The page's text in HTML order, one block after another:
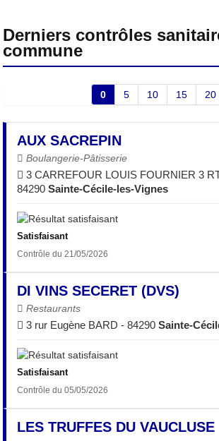
Derniers contrôles
commune
0 5 10 15 20
AUX SACREPIN
Boulangerie-Pâtisserie
3 CARREFOUR LOUIS FOURNIER 3
84290Sainte-Cécile-les-Vignes
Satisfaisant
Contrôle du 21/05/2026
DI VINS SECERET (DVS)
Restaurants
3 rur Eugène BARD - 84290Sainte-
Satisfaisant
Contrôle du 05/05/2026
LES TRUFFES DU VAUCLUSE